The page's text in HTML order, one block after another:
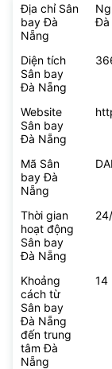
Địa chỉ Sân
bay Đà
Nẵng
Đà
Diện tích
Sân bay
Đà Nẵng
Website
Sân bay
Đà Nẵng
Mã Sân
bay Đà
Nẵng
Thời gian
hoạt động
Sân bay
Đà Nẵng
Khoảng
cách từ
Sân bay
Đà Nẵng
đến trung
tâm Đà
Nẵng
14